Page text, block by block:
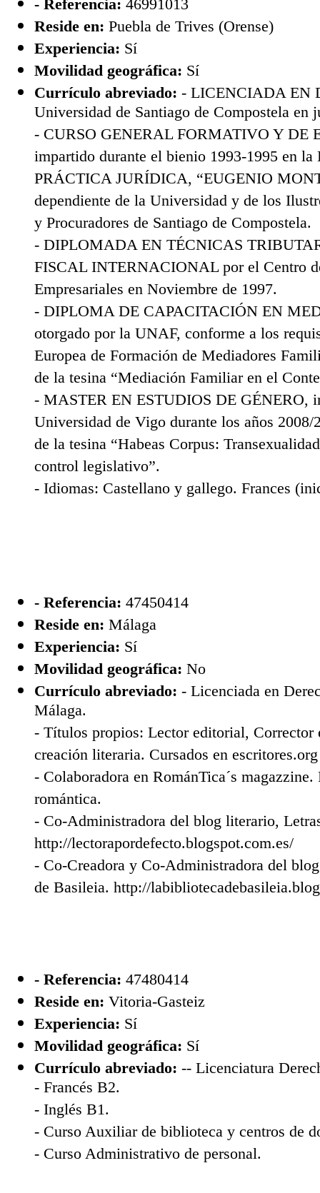
- Referencia: 46991013
Reside en: Puebla de Trives (Orense)
Experiencia: Sí
Movilidad geográfica: Sí
Currículo abreviado: - LICENCIADA EN
Universidad de Santiago de Compostela en
- CURSO GENERAL FORMATIVO Y DE
impartido durante el bienio 1993-1995 en
PRÁCTICA JURÍDICA, “EUGENIO
dependiente de la Universidad y de los
y Procuradores de Santiago de Compostela.
- DIPLOMADA EN TÉCNICAS
FISCAL INTERNACIONAL por el Centro
Empresariales en Noviembre de 1997.
- DIPLOMA DE CAPACITACIÓN EN
otorgado por la UNAF, conforme a los
Europea de Formación de Mediadores
de la tesina “Mediación Familiar en el
- MASTER EN ESTUDIOS DE GÉNERO,
Universidad de Vigo durante los años 2008/
de la tesina “Habeas Corpus:
control legislativo”.
- Idiomas: Castellano y gallego. Frances
- Referencia: 47450414
Reside en: Málaga
Experiencia: Sí
Movilidad geográfica: No
Currículo abreviado: - Licenciada en
Málaga.
- Títulos propios: Lector editorial,
creación literaria. Cursados en escritores.org
- Colaboradora en RománTica´s
romántica.
- Co-Administradora del blog literario,
http://lectorapordefecto.blogspot.com.es/
- Co-Creadora y Co-Administradora del
de Basileia. http://
- Referencia: 47480414
Reside en: Vitoria-Gasteiz
Experiencia: Sí
Movilidad geográfica: Sí
Currículo abreviado: -- Licenciatura
- Francés B2.
- Inglés B1.
- Curso Auxiliar de biblioteca y centros de
- Curso Administrativo de personal.